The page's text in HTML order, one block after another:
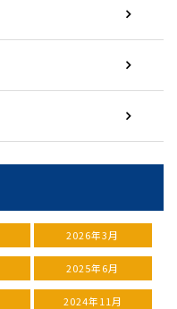
2026年3月
2025年6月
2024年11月